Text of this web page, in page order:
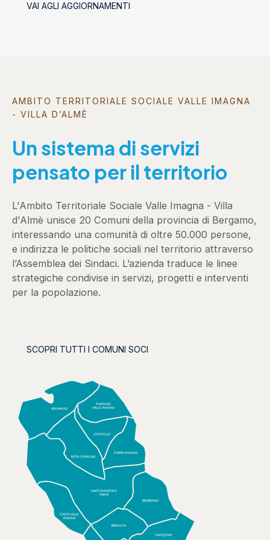
VAI AGLI AGGIORNAMENTI
AMBITO TERRITORIALE SOCIALE VALLE IMAGNA
- VILLA D’ALMÈ
Un sistema di servizi
pensato per il territorio
L'Ambito Territoriale Sociale Valle Imagna - Villa
d'Almè unisce 20 Comuni della provincia di Bergamo,
interessando una comunità di oltre 50.000 persone,
e indirizza le politiche sociali nel territorio attraverso
l’Assemblea dei Sindaci. L’azienda traduce le linee
strategiche condivise in servizi, progetti e interventi
per la popolazione.
SCOPRI TUTTI I COMUNI SOCI